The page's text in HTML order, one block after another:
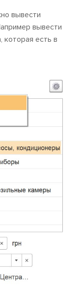
вывести
вывести
есть в